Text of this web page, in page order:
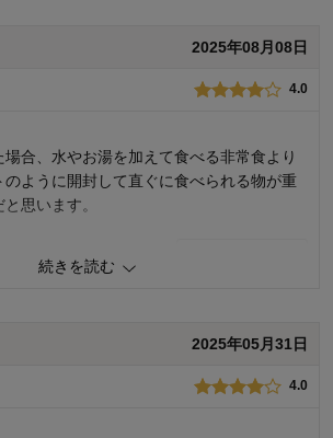
2025年08月08日
4.0
合、水やお湯を加えて食べる非常食より
のように開封して直ぐに食べられる物が重
思います。
続きを読む
2025年05月31日
4.0